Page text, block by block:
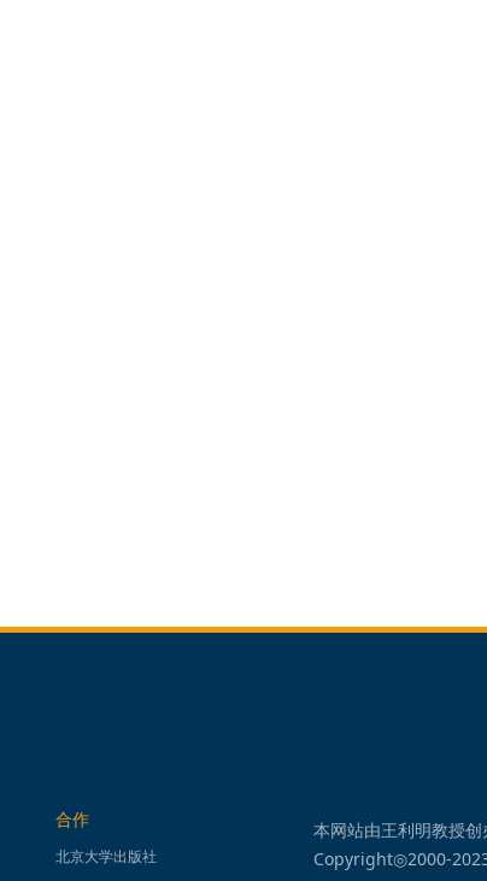
合作
北京大学出版社
本网站由王利明教授
Copyright◎2000-